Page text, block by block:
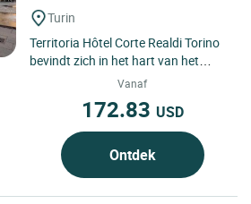
Turin
Territoria Hôtel Corte Realdi Torino
bevindt zich in het hart van het
historische centrum van Turijn en
Vanaf
172.83 USD
Ontdek